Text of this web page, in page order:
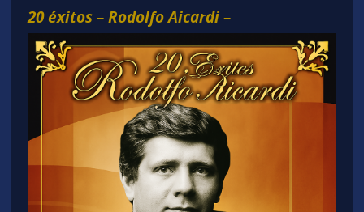
20 éxitos – Rodolfo Aicardi –